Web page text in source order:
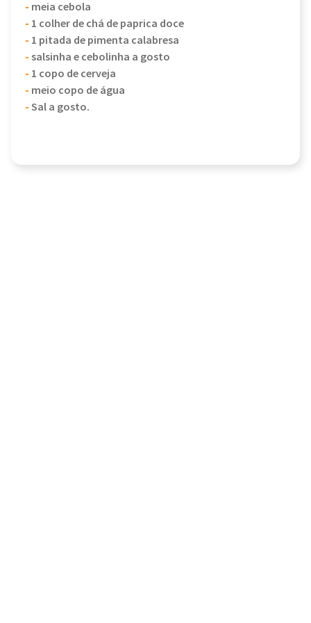
- meia cebola
- 1 colher de chá de paprica doce
- 1 pitada de pimenta calabresa
- salsinha e cebolinha a gosto
- 1 copo de cerveja
- meio copo de água
-Sal a gosto.